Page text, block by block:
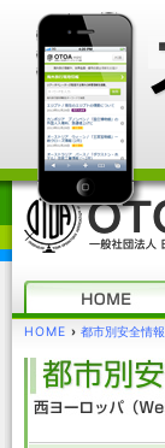
HOME › 都市別安全情報